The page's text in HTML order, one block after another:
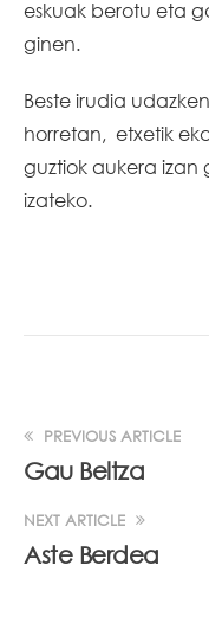
eskuak berotu eta
ginen.
Beste irudia
horretan, etxetik
guztiok aukera izan
izateko.
PREVIOUS ARTICLE
Gau Beltza
NEXT ARTICLE
Aste Berdea